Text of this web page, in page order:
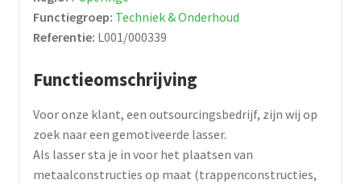
Functiegroep: Techniek & Onderhoud
Referentie: L001/000339
Functieomschrijving
Voor onze klant, een outsourcingsbedrijf, zijn wij op
zoek naar een gemotiveerde lasser.
Als lasser sta je in voor het plaatsen van
metaalconstructies op maat (trappenconstructies,